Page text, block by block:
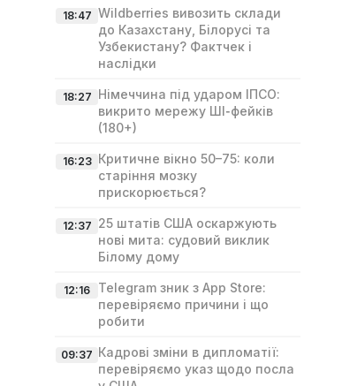
18:47 Wildberries вивозить склади
до Казахстану, Білорусі та
Узбекистану? Фактчек і
наслідки
18:27 Німеччина під ударом ІПСО:
викрито мережу ШІ‑фейків
(180+)
16:23 Критичне вікно 50–75: коли
старіння мозку
прискорюється?
12:37 25 штатів США оскаржують
нові мита: судовий виклик
Білому дому
12:16
Telegram зник з App Store:
перевіряємо причини і що
робити
09:37 Кадрові зміни в дипломатії:
перевіряємо указ щодо посла